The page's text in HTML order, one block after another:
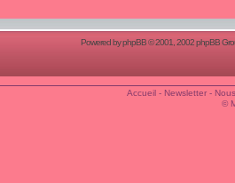
Powered byphpBB© 2001, 2002 phpBB
Accueil- Newsletter-
©